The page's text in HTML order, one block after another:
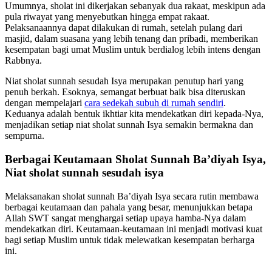
Umumnya, sholat ini dikerjakan sebanyak dua rakaat, meskipun ada
pula riwayat yang menyebutkan hingga empat rakaat.
Pelaksanaannya dapat dilakukan di rumah, setelah pulang dari
masjid, dalam suasana yang lebih tenang dan pribadi, memberikan
kesempatan bagi umat Muslim untuk berdialog lebih intens dengan
Rabbnya.
Niat sholat sunnah sesudah Isya merupakan penutup hari yang
penuh berkah. Esoknya, semangat berbuat baik bisa diteruskan
dengan mempelajari cara sedekah subuh di rumah sendiri.
Keduanya adalah bentuk ikhtiar kita mendekatkan diri kepada-Nya,
menjadikan setiap niat sholat sunnah Isya semakin bermakna dan
sempurna.
Berbagai Keutamaan Sholat Sunnah Ba’diyah Isya,
Niat sholat sunnah sesudah isya
Melaksanakan sholat sunnah Ba’diyah Isya secara rutin membawa
berbagai keutamaan dan pahala yang besar, menunjukkan betapa
Allah SWT sangat menghargai setiap upaya hamba-Nya dalam
mendekatkan diri. Keutamaan-keutamaan ini menjadi motivasi kuat
bagi setiap Muslim untuk tidak melewatkan kesempatan berharga
ini.